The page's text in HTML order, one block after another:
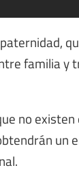
familia y
no
un